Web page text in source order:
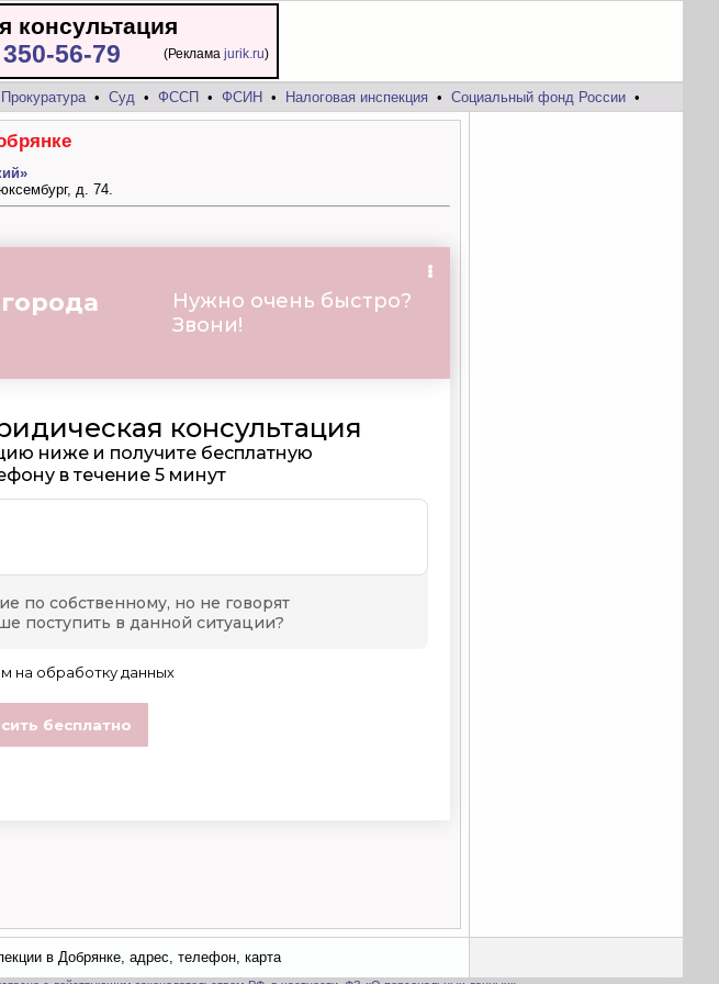
консультация
56-79 (Реклама jurik.ru)
Прокуратура• Суд • ФССП • ФСИН • Налоговая инспекция • Социальный фонд России •
д. 74.
в Добрянке, адрес, телефон, карта